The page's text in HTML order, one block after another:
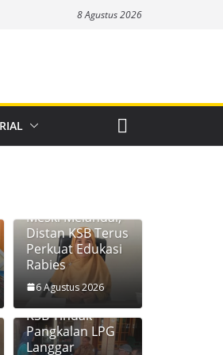
8 Agustus 2026
Meski Melandai,
Distan KSB Terus
Perkuat Edukasi
Rabies
6 Agustus 2026
Diskoperindag
KSB Tindak
Pangkalan LPG
Langgar